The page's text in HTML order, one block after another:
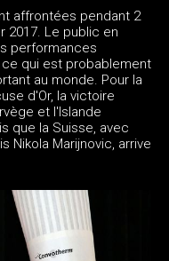
affrontées pendant 2
2017. Le public en
performances
qui est probablement
au monde. Pour la
d'Or, la victoire
et l'Islande
que la Suisse, avec
Nikola Marijnovic, arrive